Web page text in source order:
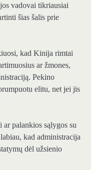
vadovai tikriausiai
šias šalis prie
kad Kinija rimtai
ar žmones,
Pekino
elitu, net jei jis
palankios sąlygos su
kad administracija
dėl užsienio